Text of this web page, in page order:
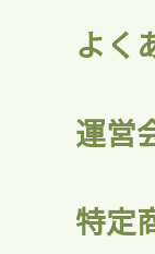
よく
運営
特定